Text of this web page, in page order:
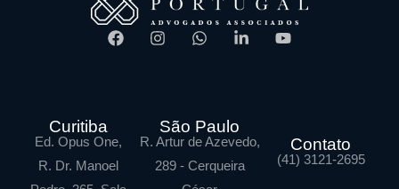
Curitiba
Ed. Opus One,
R. Dr. Manoel
São Paulo
R. Artur de Azevedo,
289 - Cerqueira
Contato
(41) 3121-2695